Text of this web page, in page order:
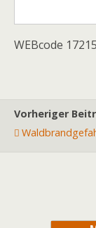
WEBcode
Vorheriger